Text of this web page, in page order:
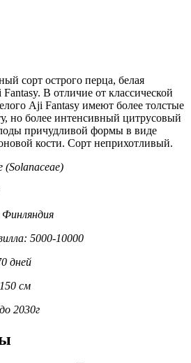
сорт острого перца, белая
В отличие от классической
Aji Fantasy имеют более толстые
но более интенсивный цитрусовый
причудливой формы в виде
кости. Сорт неприхотливый.
5000-10000
дней
см
2030г